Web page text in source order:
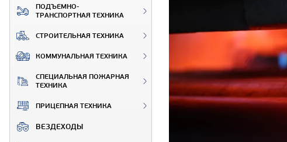
ПОДЪЕМНО-
ТРАНСПОРТНАЯ ТЕХНИКА
СТРОИТЕЛЬНАЯ ТЕХНИКА
КОММУНАЛЬНАЯ ТЕХНИКА
СПЕЦИАЛЬНАЯ ПОЖАРНАЯ
ТЕХНИКА
ПРИЦЕПНАЯ ТЕХНИКА
ВЕЗДЕХОДЫ